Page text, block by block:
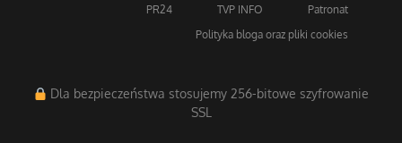
PR24
TVP INFO
Patronat
Polityka bloga oraz pliki cookies
Dla bezpieczeństwa stosujemy 256-bitowe szyfrowanie
SSL